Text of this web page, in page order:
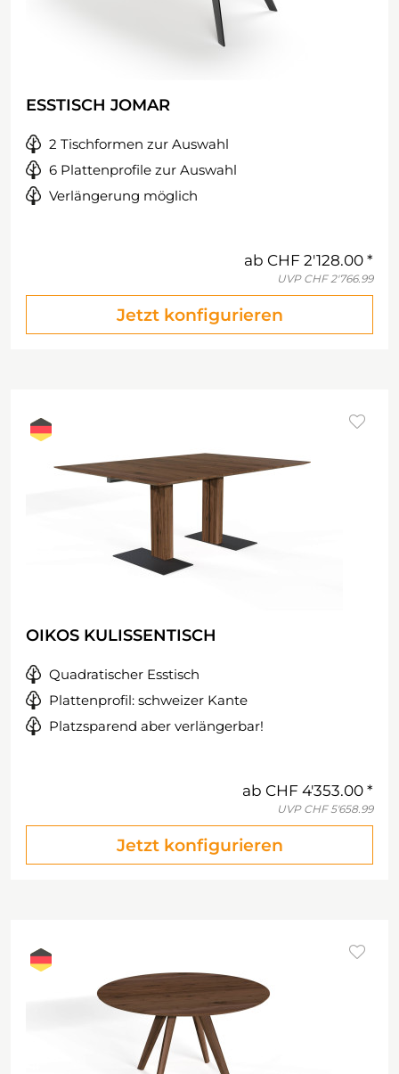
ESSTISCH JOMAR
2 Tischformen zur Auswahl
6 Plattenprofile zur Auswahl
Verlängerung möglich
ab CHF 2'128.00
UVP CHF 2'766.99
Jetzt konfigurieren
OIKOS KULISSENTISCH
Quadratischer Esstisch
Plattenprofil: schweizer Kante
Platzsparend aber verlängerbar!
ab CHF 4'353.00
UVP CHF 5'658.99
Jetzt konfigurieren